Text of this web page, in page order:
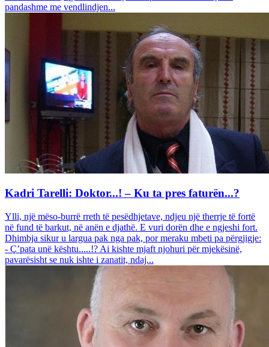
pandashme me vendlindjen...
Kadri Tarelli: Doktor...! – Ku ta pres faturën...?
Ylli, një mëso-burrë rreth të pesëdhjetave, ndjeu një therrje të fortë
në fund të barkut, në anën e djathë. E vuri dorën dhe e ngjeshi fort.
Dhimbja sikur u largua pak nga pak, por meraku mbeti pa përgjigje:
- Ç’pata unë kështu.....!? Ai kishte mjaft njohuri për mjekësinë,
pavarësisht se nuk ishte i zanatit, ndaj...